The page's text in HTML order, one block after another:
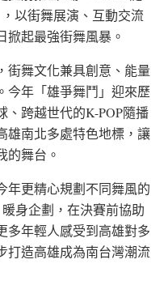
以街舞展演、互動交流
掀起最強街舞風暴。
街舞文化兼具創意、能量
今年「雄爭舞鬥」迎來歷
、跨越世代的K-POP隨播
雄南北多處特色地標，讓
的舞台。
年更精心規劃不同舞風的
身企劃，在決賽前協助
多年輕人感受到高雄對多
打造高雄成為南台灣潮流